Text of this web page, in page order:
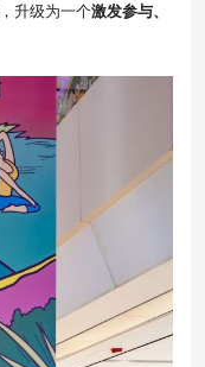
升级为一个激发参与、